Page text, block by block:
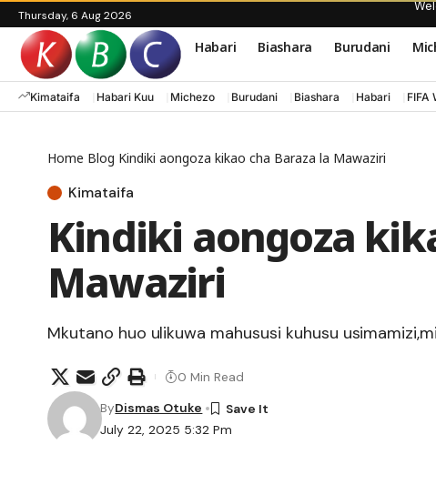
Thursday, 6 Aug 2026
Habari Biashara Burudani
Kimataifa Habari Kuu Michezo Burudani Biashara Habari FIFA
Home Blog Kindiki aongoza kikao cha Baraza la Mawaziri
Kimataifa
Kindiki aongoza
Mawaziri
Mkutano huo ulikuwa mahususi kuhusu
July 22, 2025 5:32 Pm
ByDismas Otuke
0 Min Read